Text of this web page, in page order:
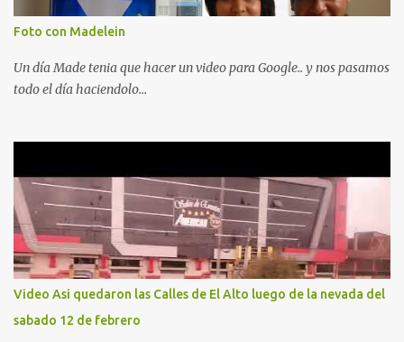
Foto con Madelein
Un día Made tenia que hacer un video para Google.. y nos pasamos
todo el día haciendolo...
Video Asi quedaron las Calles de El Alto luego de la nevada del
sabado 12 de febrero